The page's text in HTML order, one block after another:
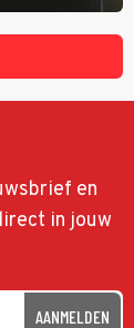
om een
en
in jouw
AANMELDEN